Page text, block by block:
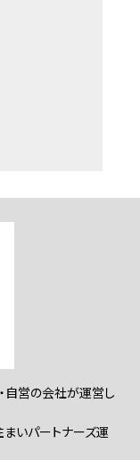
自営の会社が運営し
いパートナーズ運